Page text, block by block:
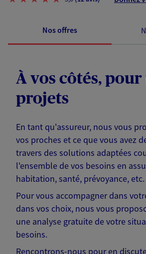
Nos offres
À vos côtés, pour
projets
En tant qu'assureur, nous vous
vos proches et ce que vous avez
travers des solutions adaptées
l'ensemble de vos besoins en
habitation, santé, prévoyance, etc.
Pour vous accompagner dans
dans vos choix, nous vous
une analyse gratuite de votre
besoins.
Rencontrons-nous pour en